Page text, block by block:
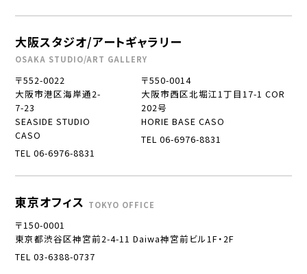
大阪スタジオ/アートギャラリー
OSAKA STUDIO/ART GALLERY
〒552-0022
大阪市港区海岸通2-
7-23
SEASIDE STUDIO
CASO
TEL 06-6976-8831
〒550-0014
大阪市西区北堀江1丁目17-1 COR
202号
HORIE BASE CASO
TEL 06-6976-8831
東京オフィス TOKYO OFFICE
〒150-0001
東京都渋谷区神宮前2-4-11 Daiwa神宮前ビル1F・2F
TEL 03-6388-0737